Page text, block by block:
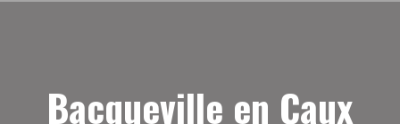
Bacqueville en Caux